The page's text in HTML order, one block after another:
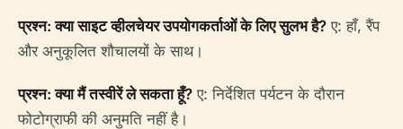
प्रश्न: क्या साइट व्हीलचेयर उपयोगकर्ताओं के लिए सुलभ है? ए: हाँ, रैंप
और अनुकूलित शौचालयों के साथ।
प्रश्न: क्या मैं तस्वीरें ले सकता हूँ? ए: निर्देशित पर्यटन के दौरान
फोटोग्राफी की अनुमति नहीं है।